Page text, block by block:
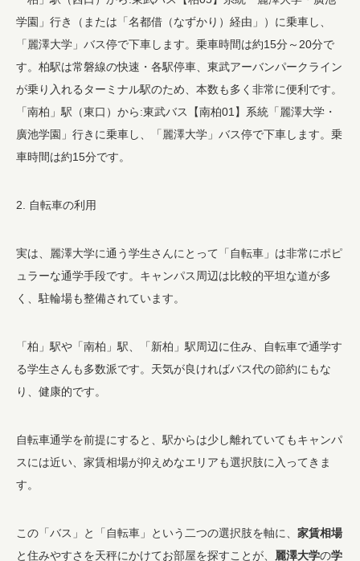
学園」行き（または「名都借（なずかり）経由」）に乗車し、
「麗澤大学」バス停で下車します。乗車時間は約15分～20分で
す。柏駅は常磐線の快速・各駅停車、東武アーバンパークライン
が乗り入れるターミナル駅のため、本数も多く非常に便利です。
「南柏」駅（東口）から:東武バス【南柏01】系統「麗澤大学・
廣池学園」行きに乗車し、「麗澤大学」バス停で下車します。乗
車時間は約15分です。
2. 自転車の利用
実は、麗澤大学に通う学生さんにとって「自転車」は非常にポピ
ュラーな通学手段です。キャンパス周辺は比較的平坦な道が多
く、駐輪場も整備されています。
「柏」駅や「南柏」駅、「新柏」駅周辺に住み、自転車で通学す
る学生さんも多数派です。天気が良ければバス代の節約にもな
り、健康的です。
自転車通学を前提にすると、駅からは少し離れていてもキャンパ
スには近い、家賃相場が抑えめなエリアも選択肢に入ってきま
す。
この「バス」と「自転車」という二つの選択肢を軸に、 家賃相場
と住みやすさを天秤にかけてお部屋を探すことが、 麗澤大学の学